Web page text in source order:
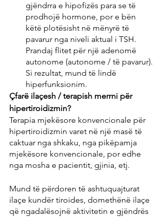
gjëndrra e hipofizës para se të
prodhojë hormone, por e bën
këtë plotësisht në mënyrë të
pavarur nga niveli aktual i TSH.
Prandaj flitet për një adenomë
autonome (autonome / të pavarur).
Si rezultat, mund të lindë
hiperfunksionim.
Çfarë ilaçesh / terapish merrni për
hipertiroidizmin?
Terapia mjekësore konvencionale për
hipertiroidizmin varet në një masë të
caktuar nga shkaku, nga pikëpamja
mjekësore konvencionale, por edhe
nga mosha e pacientit, gjinia, etj.
Mund të përdoren të ashtuquajturat
ilaçe kundër tiroides, domethënë ilaçe
që ngadalësojnë aktivitetin e gjëndrës